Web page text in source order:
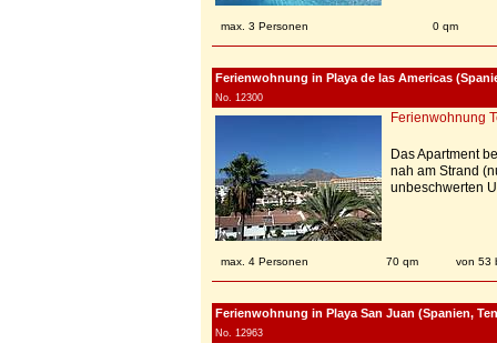
max. 3 Personen 0 qm
Ferienwohnung in Playa de las Americas
No. 12300
Ferienwohnung
Das Apartment
nah am Strand
unbeschwerten
max. 4 Personen 70 qm von 53
Ferienwohnung in Playa San Juan (Spanien,
No. 12963